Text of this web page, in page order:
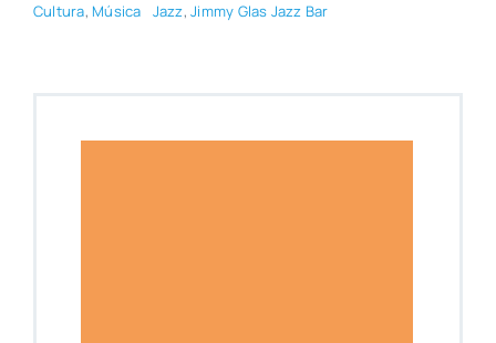
Cul­tu­ra, Músi­ca Jazz,Jimmy Glas Jazz Bar